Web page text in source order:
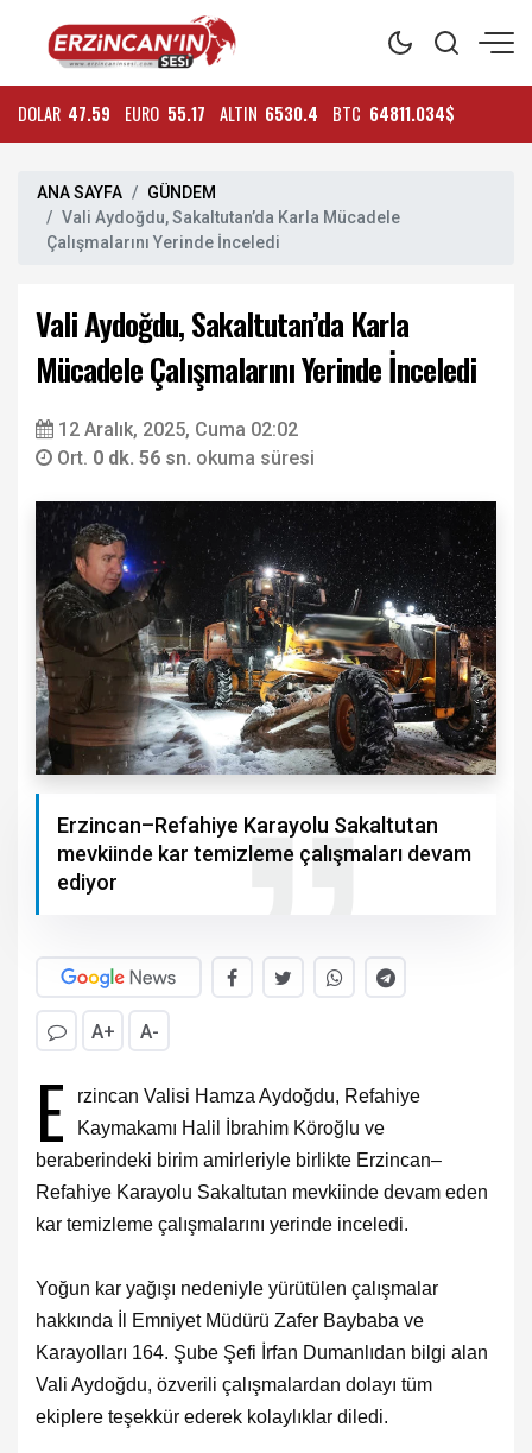
DOLAR 47.59 EURO 55.17 ALTIN 6530.4 BTC 64811.034$
ANA SAYFA
GÜNDEM
Vali Aydoğdu, Sakaltutan’da Karla Mücadele
Çalışmalarını Yerinde İnceledi
Vali Aydoğdu, Sakaltutan’da Karla
Mücadele Çalışmalarını Yerinde İnceledi
12 Aralık, 2025, Cuma 02:02
Ort. 0 dk. 56 sn. okuma süresi
Erzincan–Refahiye Karayolu Sakaltutan
mevkiinde kar temizleme çalışmaları devam
ediyor
A+ A-
E
rzincan Valisi Hamza Aydoğdu, Refahiye
Kaymakamı Halil İbrahim Köroğlu ve
beraberindeki birim amirleriyle birlikte Erzincan–
Refahiye Karayolu Sakaltutan mevkiinde devam eden
kar temizleme çalışmalarını yerinde inceledi.
Yoğun kar yağışı nedeniyle yürütülen çalışmalar
hakkında İl Emniyet Müdürü Zafer Baybaba ve
Karayolları 164. Şube Şefi İrfan Dumanlıdan bilgi alan
Vali Aydoğdu, özverili çalışmalardan dolayı tüm
ekiplere teşekkür ederek kolaylıklar diledi.